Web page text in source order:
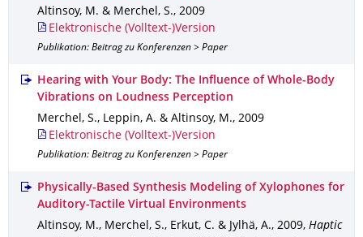
Altinsoy, M. & Merchel, S., 2009
Elektronische (Volltext-)Version
Publikation: Beitrag zu Konferenzen > Paper
Hearing with Your Body: The Influence of Whole-Body
Vibrations on Loudness Perception
Merchel, S., Leppin, A. & Altinsoy, M., 2009
Elektronische (Volltext-)Version
Publikation: Beitrag zu Konferenzen > Paper
Physically-Based Synthesis Modeling of Xylophones for
Auditory-Tactile Virtual Environments
Altinsoy, M., Merchel, S., Erkut, C. & Jylhä, A., 2009, Haptic